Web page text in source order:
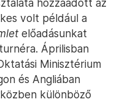
hozzáadott az
volt például a
előadásunkat
Áprilisban
Minisztérium
és Angliában
különböző